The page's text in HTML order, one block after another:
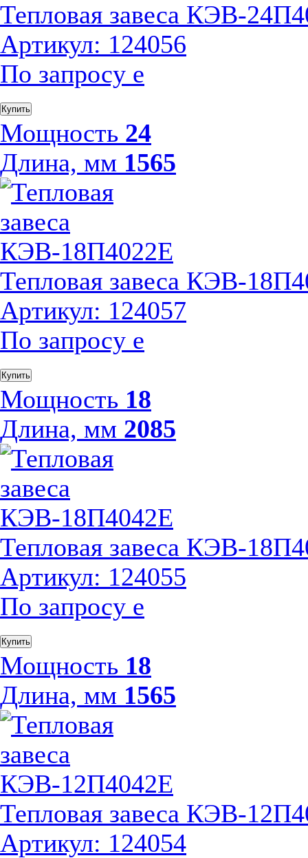
Тепловая завеса КЭВ-
Артикул: 124056
По запросу е
Купить
Мощность 24
Длина, мм 1565
Тепловая завеса КЭВ-
Артикул: 124057
По запросу е
Купить
Мощность 18
Длина, мм 2085
Тепловая завеса КЭВ-
Артикул: 124055
По запросу е
Купить
Мощность 18
Длина, мм 1565
Тепловая завеса КЭВ-
Артикул: 124054